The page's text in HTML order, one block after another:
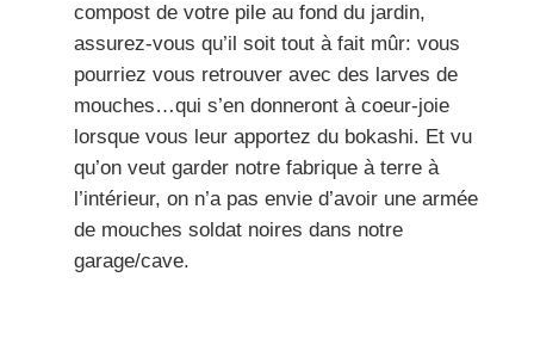
compost de votre pile au fond du jardin,
assurez-vous qu’il soit tout à fait mûr: vous
pourriez vous retrouver avec des larves de
mouches…qui s’en donneront à coeur-joie
lorsque vous leur apportez du bokashi. Et vu
qu’on veut garder notre fabrique à terre à
l’intérieur, on n’a pas envie d’avoir une armée
de mouches soldat noires dans notre
garage/cave.